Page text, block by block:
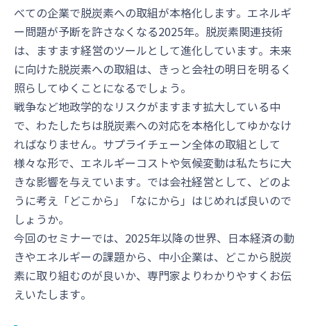
べての企業で脱炭素への取組が本格化します。エネルギ
ー問題が予断を許さなくなる2025年。脱炭素関連技術
は、ますます経営のツールとして進化しています。未来
に向けた脱炭素への取組は、きっと会社の明日を明るく
照らしてゆくことになるでしょう。
戦争など地政学的なリスクがますます拡大している中
で、わたしたちは脱炭素への対応を本格化してゆかなけ
ればなりません。サプライチェーン全体の取組として
様々な形で、エネルギーコストや気候変動は私たちに大
きな影響を与えています。では会社経営として、どのよ
うに考え「どこから」「なにから」はじめれば良いので
しょうか。
今回のセミナーでは、2025年以降の世界、日本経済の動
きやエネルギーの課題から、中小企業は、どこから脱炭
素に取り組むのが良いか、専門家よりわかりやすくお伝
えいたします。